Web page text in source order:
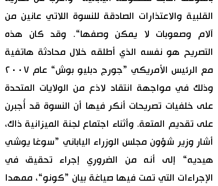
القلبية والاعتذارات الصادقة للنسوة اللاتي عانين من
آلام وصعوبات لا يمكن وصفها“. وقد كان هذه
التصريح هو نفسه الذي أطلقه خلال محادثة هاتفية
مع الرئيس الأمريكي ”جورج دبليو بوش“ عام ٢٠٠٧
وذلك في مواجهة انتقاد لاذع من الولايات المتحدة
على خلفيات تصريحات أنكر فيها أن النسوة قد أُجبرن
على تقديم المتعة. وأثناء اجتماع لجنة الميزانية ذاك،
أشار وزير شؤون مجلس الوزراء الياباني ”سوغا يوشي
هيديه“ إلى أنه من الضروري إجراء تحقيق في
الإجراءات التي تمت فيها صياغة بيان ”كونو“، ممهدا